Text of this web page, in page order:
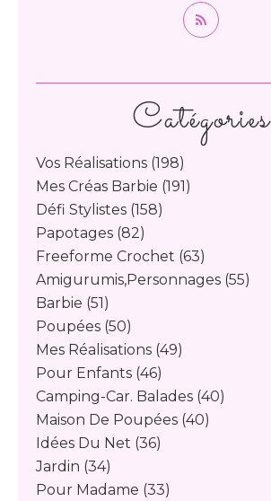
Catégories
Vos Réalisations (198)
Mes Créas Barbie (191)
Défi Stylistes (158)
Papotages (82)
Freeforme Crochet (63)
Amigurumis,personnages (55)
Barbie (51)
Poupées (50)
Mes Réalisations (49)
Pour Enfants (46)
Camping-Car. Balades (40)
Maison De Poupées (40)
Idées Du Net (36)
Jardin (34)
Pour Madame (33)